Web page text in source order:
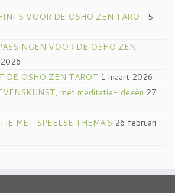
VOOR DE OSHO ZEN TAROT 5
VOOR DE OSHO ZEN
DE OSHO ZEN TAROT 1 maart 2026
met meditatie-Ideeën 27
MET SPEELSE THEMA’S 26 februari